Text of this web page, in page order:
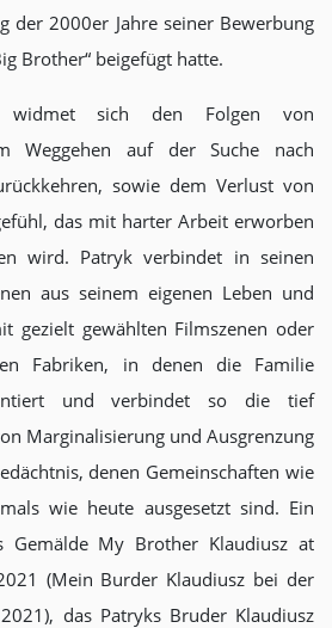
der 2000er Jahre seiner Bewerbung
Brother“ beigefügt hatte.
widmet sich den Folgen von
Weggehen auf der Suche nach
sowie dem Verlust von
das mit harter Arbeit erworben
wird. Patryk verbindet in seinen
aus seinem eigenen Leben und
gezielt gewählten Filmszenen oder
Fabriken, in denen die Familie
und verbindet so die tief
Marginalisierung und Ausgrenzung
denen Gemeinschaften wie
wie heute ausgesetzt sind. Ein
Gemälde My Brother Klaudiusz at
(Mein Burder Klaudiusz bei der
das Patryks Bruder Klaudiusz